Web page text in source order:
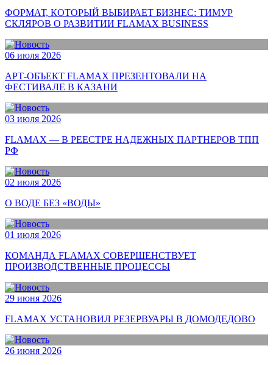
ФОРМАТ, КОТОРЫЙ ВЫБИРАЕТ БИЗНЕС: ТИМУР
СКЛЯРОВ О РАЗВИТИИ FLAMAX BUSINESS
06 июля 2026
АРТ-ОБЪЕКТ FLAMAX ПРЕЗЕНТОВАЛИ НА
ФЕСТИВАЛЕ В КАЗАНИ
03 июля 2026
FLAMAX — В РЕЕСТРЕ НАДЕЖНЫХ ПАРТНЕРОВ ТПП
РФ
02 июля 2026
О ВОДЕ БЕЗ «ВОДЫ»
01 июля 2026
КОМАНДА FLAMAX СОВЕРШЕНСТВУЕТ
ПРОИЗВОДСТВЕННЫЕ ПРОЦЕССЫ
29 июня 2026
FLAMAX УСТАНОВИЛ РЕЗЕРВУАРЫ В ДОМОДЕДОВО
26 июня 2026